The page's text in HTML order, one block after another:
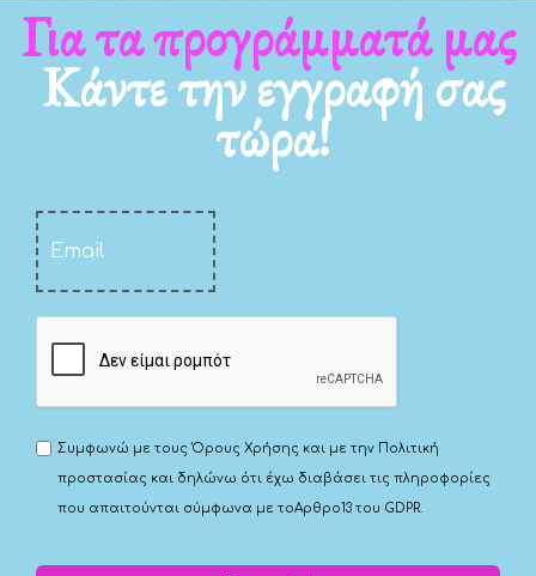
Για τα νέα μας
Κάντε την εγγραφή σας
τώρα!
Συμφωνώ με τουςΌρους Χρήσης και με την Πολιτική
προστασίας και δηλώνω ότι έχω διαβάσει τις πληροφορίες
που απαιτούνται σύμφωνα με τοΑρθρο13 του GDPR.